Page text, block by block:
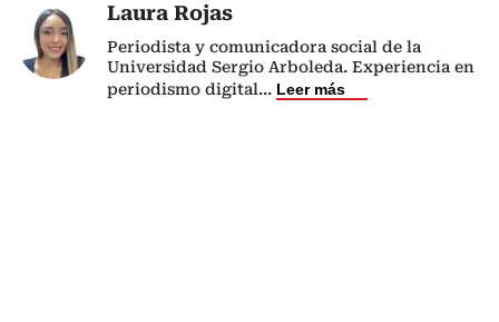
Laura Rojas
Periodista y comunicadora social de la
Universidad Sergio Arboleda. Experiencia en
periodismo digital... Leer más